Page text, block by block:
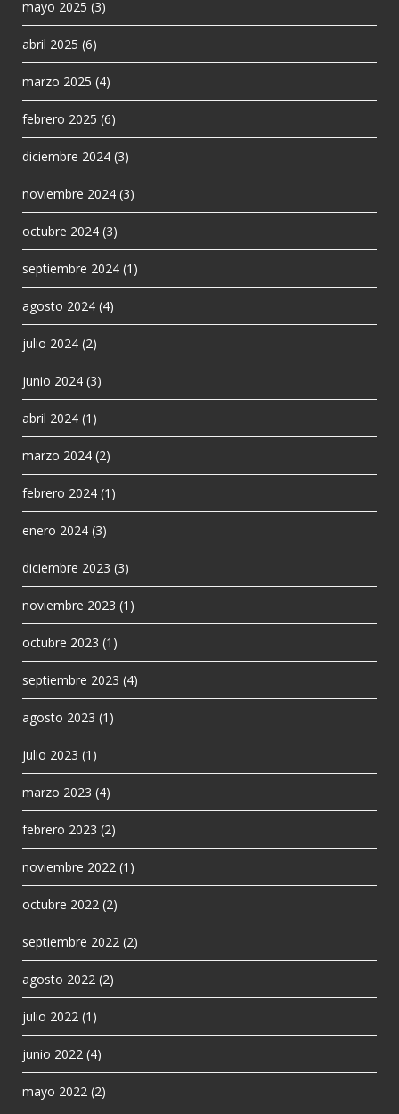
mayo 2025 (3)
abril 2025 (6)
marzo 2025 (4)
febrero 2025 (6)
diciembre 2024 (3)
noviembre 2024 (3)
octubre 2024 (3)
septiembre 2024 (1)
agosto 2024 (4)
julio 2024 (2)
junio 2024 (3)
abril 2024 (1)
marzo 2024 (2)
febrero 2024 (1)
enero 2024 (3)
diciembre 2023 (3)
noviembre 2023 (1)
octubre 2023 (1)
septiembre 2023 (4)
agosto 2023 (1)
julio 2023 (1)
marzo 2023 (4)
febrero 2023 (2)
noviembre 2022 (1)
octubre 2022 (2)
septiembre 2022 (2)
agosto 2022 (2)
julio 2022 (1)
junio 2022 (4)
mayo 2022 (2)